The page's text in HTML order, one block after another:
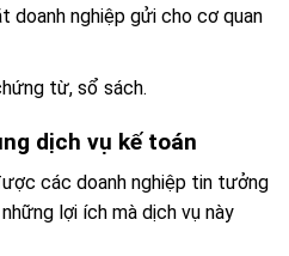
doanh nghiệp gửi cho cơ quan
từ, sổ sách.
dịch vụ kế toán
các doanh nghiệp tin tưởng
lợi ích mà dịch vụ này